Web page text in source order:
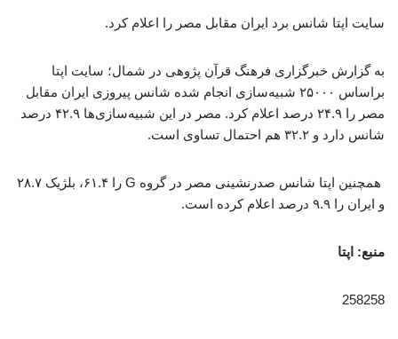
سایت اپتا شانس برد ایران مقابل مصر را اعلام کرد.
به گزارش خبرگزاری فرهنگ قرآن پژوهی در شمال؛ سایت اپتا
براساس ۲۵۰۰۰ شبیه‌سازی انجام شده شانس پیروزی ایران مقابل
مصر را ۲۴.۹ درصد اعلام کرد. مصر در این شبیه‌سازی‌ها ۴۲.۹ درصد
شانس دارد و ۳۲.۲ هم احتمال تساوی است.
همچنین اپتا شانس صدرنشینی مصر در گروه G را ۶۱.۴، بلژیک ۲۸.۷
و ایران را ۹.۹ درصد اعلام کرده است.
منبع: اپتا
258258